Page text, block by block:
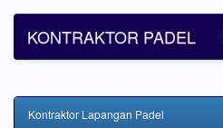
KONTRAKTOR PADEL
Kontraktor Lapangan Padel